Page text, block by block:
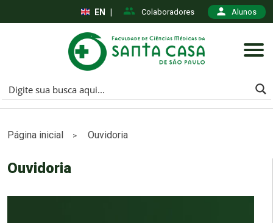
Colaboradores Alunos
EN
Página inicial > Ouvidoria
Ouvidoria